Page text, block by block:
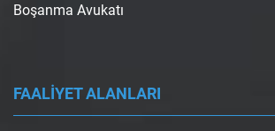
Boşanma Avukatı
FAALİYET ALANLARI